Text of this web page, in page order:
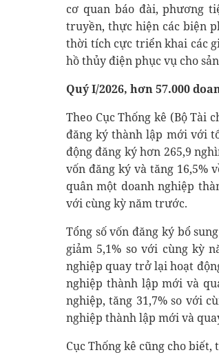
cơ quan báo đài, phương
truyền, thực hiện các biện
thời tích cực triển khai các
hồ thủy điện phục vụ cho
Quý I/2026, hơn 57.000
Theo Cục Thống kê (Bộ Tài
đăng ký thành lập mới với
động đăng ký hơn 265,9
vốn đăng ký và tăng 16,5%
quân một doanh nghiệp
với cùng kỳ năm trước.
Tổng số vốn đăng ký bổ
giảm 5,1% so với cùng kỳ
nghiệp quay trở lại hoạt
nghiệp thành lập mới và
nghiệp, tăng 31,7% so với
nghiệp thành lập mới và
Cục Thống kê cũng cho